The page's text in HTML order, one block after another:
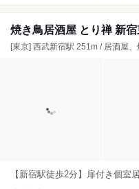
焼き鳥居酒屋 とり禅 新
[東京] 西武新宿駅 251m / 居酒屋
【新宿駅徒歩2分】扉付き個室